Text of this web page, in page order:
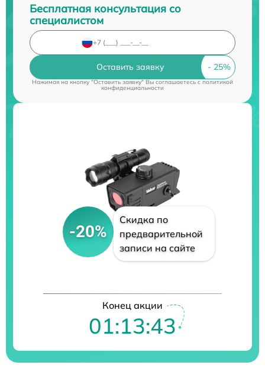
Бесплатная консультация со
специалистом
Оставить заявку
Нажимая на кнопку "Оставить заявку" Вы соглашаетесь cполитикой
конфиденциальности
-20%
Скидка по
предварительной
записи на сайте
Конец акции
01:13:42